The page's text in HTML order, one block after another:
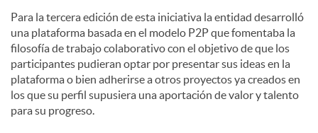
Para la tercera edición de esta iniciativa la entidad desarrolló
una plataforma basada en el modelo P2P que fomentaba la
filosofía de trabajo colaborativo con el objetivo de que los
participantes pudieran optar por presentar sus ideas en la
plataforma o bien adherirse a otros proyectos ya creados en
los que su perfil supusiera una aportación de valor y talento
para su progreso.